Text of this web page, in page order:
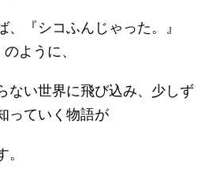
、『シコふんじゃった。』
ように、
ない世界に飛び込み、少しず
っていく物語が